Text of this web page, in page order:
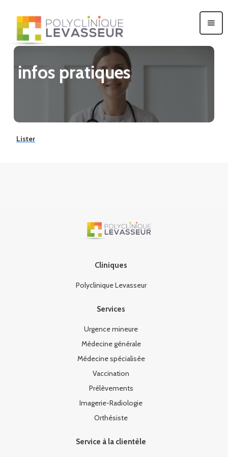
infos pratiques
Lister
Cliniques
Polyclinique Levasseur
Services
Urgence mineure
Médecine générale
Médecine spécialisée
Vaccination
Prélèvements
Imagerie-Radiologie
Orthésiste
Service à la clientèle